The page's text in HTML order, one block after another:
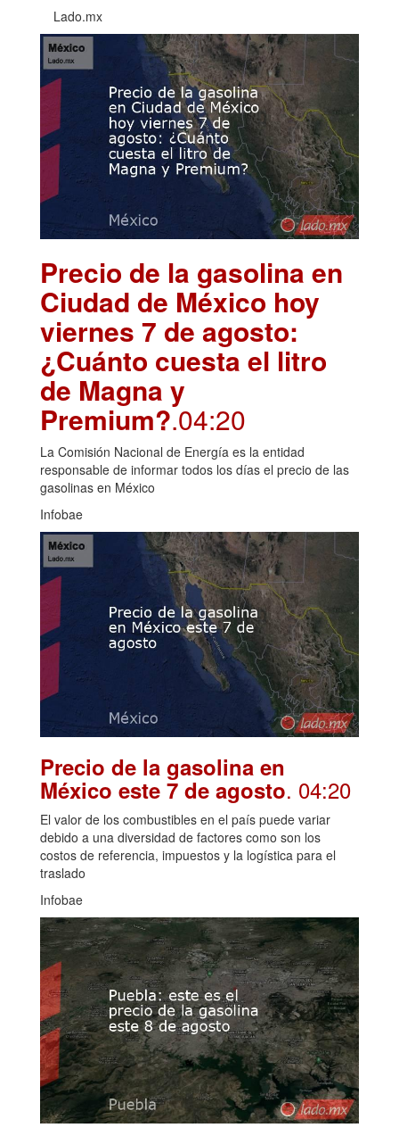
Lado.mx
Precio de la gasolina en
Ciudad de México hoy
viernes 7 de agosto:
¿Cuánto cuesta el litro
de Magna y
Premium?.04:20
La Comisión Nacional de Energía es la entidad
responsable de informar todos los días el precio de las
gasolinas en México
Infobae
Precio de la gasolina en
México este 7 de agosto. 04:20
El valor de los combustibles en el país puede variar
debido a una diversidad de factores como son los
costos de referencia, impuestos y la logística para el
traslado
Infobae